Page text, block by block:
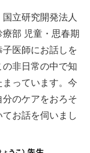
立研究開発法人
部 児童・思春期
医師にお話しを
非日常の中で知
っています。今
のケアをおろそ
お話を伺いまし